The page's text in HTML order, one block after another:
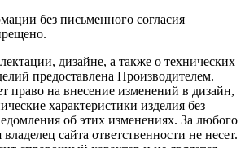
без письменного согласия
дизайне, а также о технических
предоставлена Производителем.
право на внесение изменений в дизайн,
характеристики изделия без
об этих изменениях. За любого
сайта ответственности не несет.